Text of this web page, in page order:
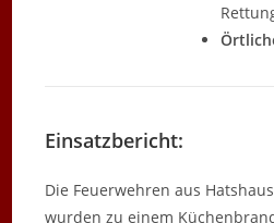
Einsatzbericht:
Die Feuerwehren aus
wurden zu einem